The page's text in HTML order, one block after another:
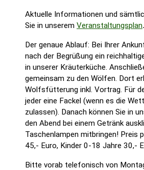
Aktuelle Informationen und
Sie in unserem Veranstaltungsplan.
Der genaue Ablauf: Bei Ihrer
nach der Begrüßung ein
in unserer Kräuterküche.
gemeinsam zu den Wölfen. Dort
Wolfsfütterung inkl. Vortrag. Für
jeder eine Fackel (wenn es die
zulassen). Danach können Sie in
den Abend bei einem Getränk
Taschenlampen mitbringen! Preis
45,- Euro, Kinder 0-18 Jahre 30,-
Bitte vorab telefonisch von